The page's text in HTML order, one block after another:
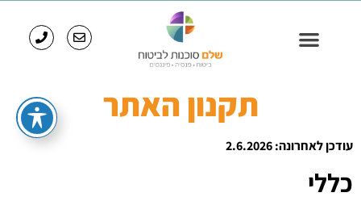
תקנון האתר
עודכן לאחרונה: 2.6.2026
כללי